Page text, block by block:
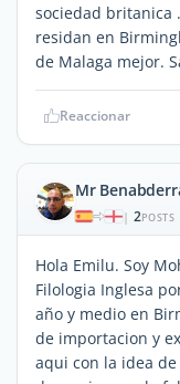
sociedad britanica
residan en
de Malaga mejor.
Reaccionar
Mr
| 2POSTS
Hola Emilu. Soy
Filologia Inglesa
año y medio en
de importacion y
aqui con la idea